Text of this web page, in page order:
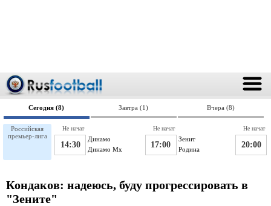
Сегодня (8) Завтра (1) Вчера (8)
Российская
премьер-лига
Динамо
14:30 Динамо Мх
Не начат
Зенит
17:00 Родина
Не начат
20:00
Не начат
Кондаков: надеюсь, буду прогрессировать в
"Зените"